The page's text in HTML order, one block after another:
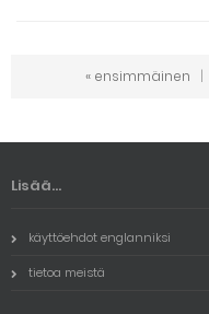
« ensimmäinen |
Lisää...
käyttöehdot englanniksi
tietoa meistä